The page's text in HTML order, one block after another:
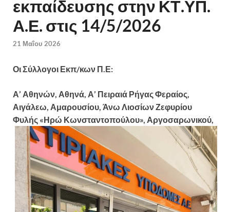
εκπαίδευσης στην ΚΤ.ΥΠ.
Α.Ε. στις 14/5/2026
21 Μαΐου 2026
Οι Σύλλογοι Εκπ/κων Π.Ε:
Α’ Αθηνών, Αθηνά, Α’ Πειραιά Ρήγας Φεραίος,
Αιγάλεω, Αμαρουσίου, Άνω Λιοσίων Ζεφυρίου
Φυλής «Ηρώ Κωνσταντοπούλου», Αργοσαρωνικού,